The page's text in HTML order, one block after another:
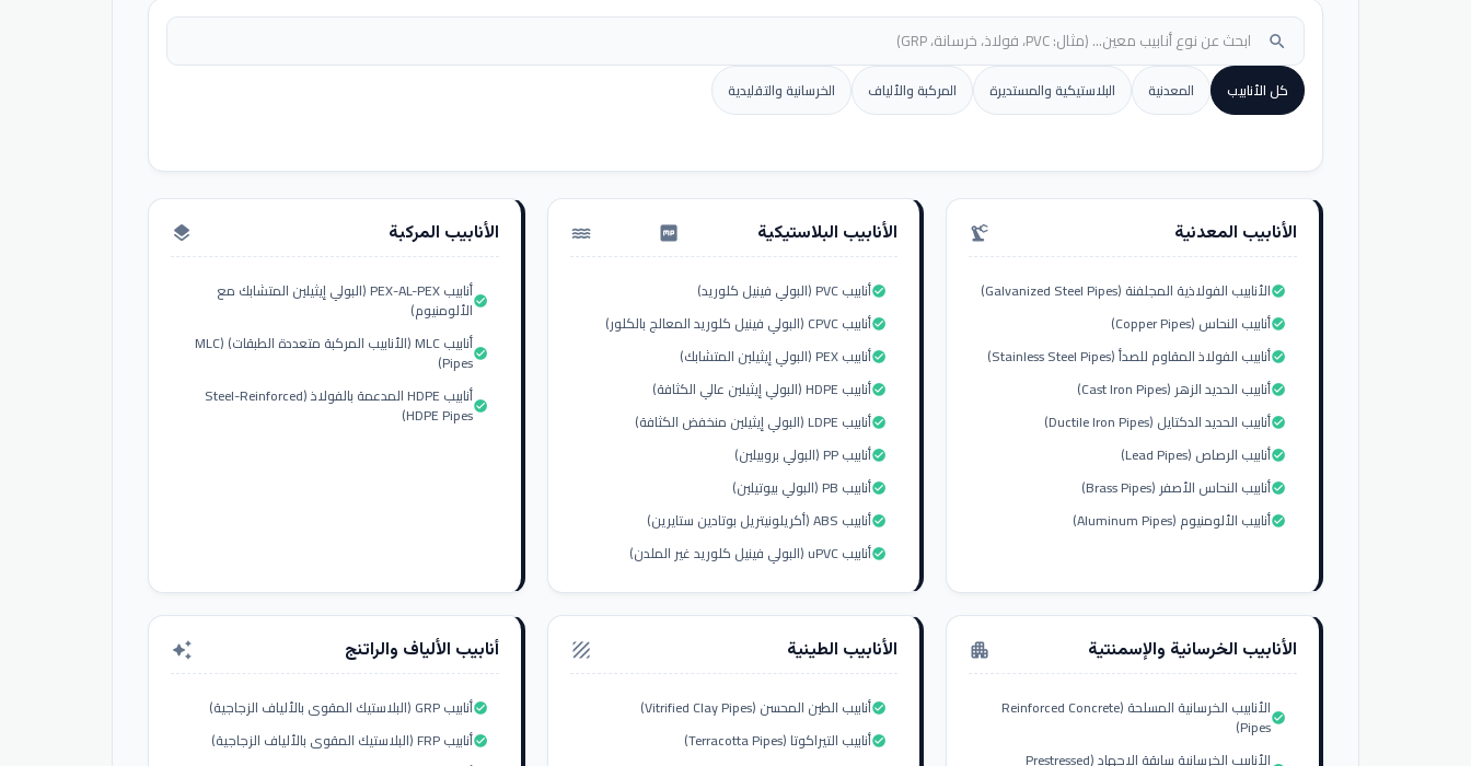
search
كل الأنابيب المعدنية البلاستيكية والمستديرة المركبة والألياف الخرسانية والتقليدية
الأنابيب المعدنية precision_manufacturing
الأنابيب الفولاذية المجلفنة (Galvanized Steel Pipes)check_circle
أنابيب النحاس (Copper Pipes)check_circle
أنابيب الفولاذ المقاوم للصدأ (Stainless Steel Pipes)check_circle
أنابيب الحديد الزهر (Cast Iron Pipes)check_circle
أنابيب الحديد الدكتايل (Ductile Iron Pipes)check_circle
أنابيب الرصاص (Lead Pipes)check_circle
أنابيب النحاس الأصفر (Brass Pipes)check_circle
أنابيب الألومنيوم (Aluminum Pipes)check_circle
الأنابيب البلاستيكية water_pump
أنابيب PVC (البولي فينيل كلوريد)check_circle
أنابيب CPVC (البولي فينيل كلوريد المعالج بالكلور)check_circle
أنابيب PEX (البولي إيثيلين المتشابك)check_circle
أنابيب HDPE (البولي إيثيلين عالي الكثافة)check_circle
أنابيب LDPE (البولي إيثيلين منخفض الكثافة)check_circle
أنابيب PP (البولي بروبيلين)check_circle
أنابيب PB (البولي بيوتيلين)check_circle
أنابيب ABS (أكريلونيتريل بوتادين ستايرين)check_circle
أنابيب uPVC (البولي فينيل كلوريد غير الملدن)check_circle
الأنابيب المركبة layers
أنابيب PEX-AL-PEX (البولي إيثيلين المتشابك مع
الألومنيوم)check_circle
أنابيب MLC (الأنابيب المركبة متعددة الطبقات) (MLC
Pipes)check_circle
أنابيب HDPE المدعمة بالفولاذ (Steel-Reinforced
HDPE Pipes)check_circle
الأنابيب الخرسانية والإسمنتية apartment
الأنابيب الخرسانية المسلحة (Reinforced Concrete
Pipes)check_circle
الأنابيب الخرسانية سابقة الإجهاد (Prestressed
الأنابيب الطينية texture
أنابيب الطين المحسن (Vitrified Clay Pipes)check_circle
أنابيب التيراكوتا (Terracotta Pipes)check_circle
أنابيب الألياف والراتنج auto_awesome
أنابيب GRP (البلاستيك المقوى بالألياف الزجاجية)check_circle
أنابيب FRP (البلاستيك المقوى بالألياف الزجاجية)check_circle